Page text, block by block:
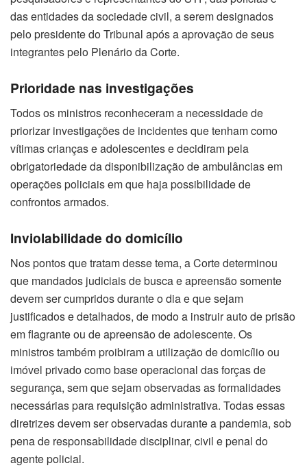
das entidades da sociedade civil, a serem designados
pelo presidente do Tribunal após a aprovação de seus
integrantes pelo Plenário da Corte.
Prioridade nas investigações
Todos os ministros reconheceram a necessidade de
priorizar investigações de incidentes que tenham como
vítimas crianças e adolescentes e decidiram pela
obrigatoriedade da disponibilização de ambulâncias em
operações policiais em que haja possibilidade de
confrontos armados.
Inviolabilidade do domicílio
Nos pontos que tratam desse tema, a Corte determinou
que mandados judiciais de busca e apreensão somente
devem ser cumpridos durante o dia e que sejam
justificados e detalhados, de modo a instruir auto de prisão
em flagrante ou de apreensão de adolescente. Os
ministros também proibiram a utilização de domicílio ou
imóvel privado como base operacional das forças de
segurança, sem que sejam observadas as formalidades
necessárias para requisição administrativa. Todas essas
diretrizes devem ser observadas durante a pandemia, sob
pena de responsabilidade disciplinar, civil e penal do
agente policial.